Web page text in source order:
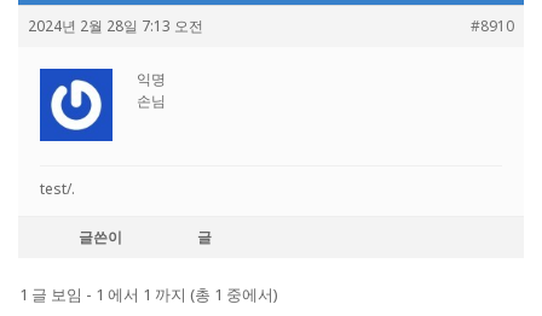
2024년 2월 28일 7:13 오전 #8910
익명
손님
test/.
글쓴이 글
1 글 보임 - 1 에서 1 까지 (총 1 중에서)